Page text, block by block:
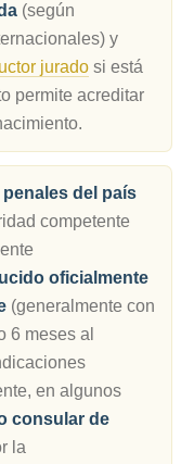
(según
y
juradosi está
permite acreditar
del país
competente
oficialmente
(generalmente con
6 meses al
en algunos
consular de
la